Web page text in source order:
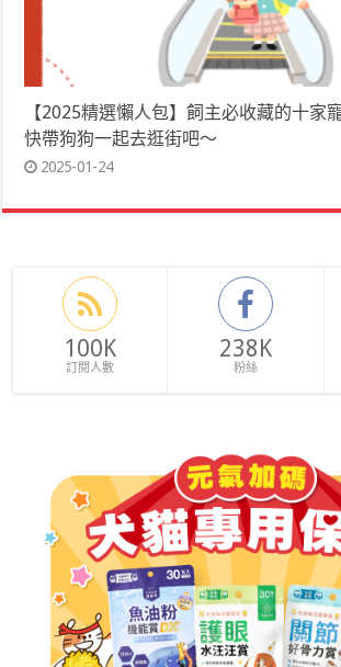
【2025精選懶人包】飼主必收藏的十家
快帶狗狗一起去逛街吧～
2025-01-24
100K
訂閱人數
238K
粉絲